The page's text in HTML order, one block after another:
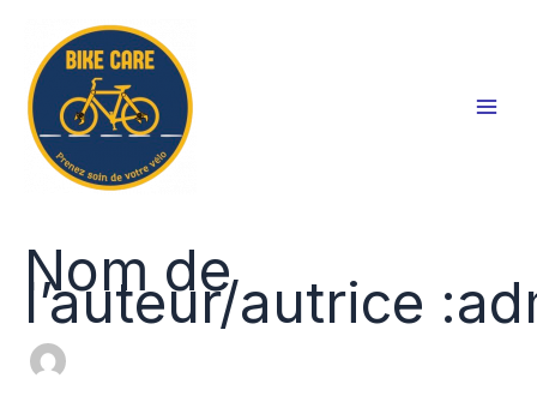
contenu
Nom de
l’auteur/autrice